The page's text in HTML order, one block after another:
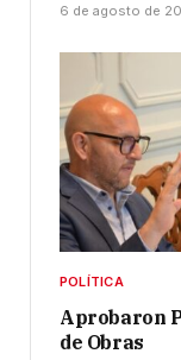
6 de agosto de
POLÍTICA
Aprobaron
de Obras